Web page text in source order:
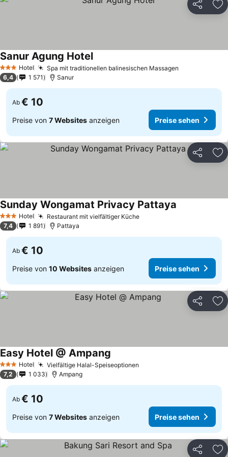
Teilen
3 SterneHotel Spa mit traditionellen balinesischen Massagen
Sanur Agung Hotel
6,4 1 571 Sanur
Ab € 10
Preise von 7 Websites anzeigen Preise sehen
Teilen
3 SterneHotel Restaurant mit vielfältiger Küche
Sunday Wongamat Privacy Pattaya
7,4 1 891 Pattaya
Ab € 10
Preise von 10 Websites anzeigen Preise sehen
Teilen
3 SterneHotel Vielfältige Halal-Speiseoptionen
Easy Hotel @ Ampang
7,2 1 033 Ampang
Ab € 10
Preise von 7 Websites anzeigen Preise sehen
Teilen